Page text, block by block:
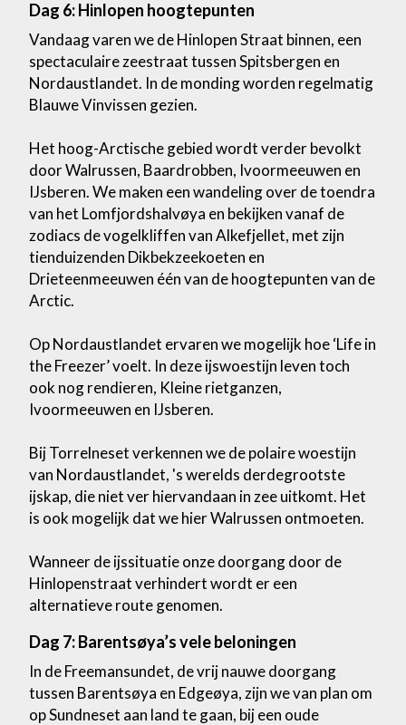
Dag 6: Hinlopen hoogtepunten
Vandaag varen we de Hinlopen Straat binnen, een
spectaculaire zeestraat tussen Spitsbergen en
Nordaustlandet. In de monding worden regelmatig
Blauwe Vinvissen gezien.
Het hoog-Arctische gebied wordt verder bevolkt
door Walrussen, Baardrobben, Ivoormeeuwen en
IJsberen. We maken een wandeling over de toendra
van het Lomfjordshalvøya en bekijken vanaf de
zodiacs de vogelkliffen van Alkefjellet, met zijn
tienduizenden Dikbekzeekoeten en
Drieteenmeeuwen één van de hoogtepunten van de
Arctic.
Op Nordaustlandet ervaren we mogelijk hoe ‘Life in
the Freezer’ voelt. In deze ijswoestijn leven toch
ook nog rendieren, Kleine rietganzen,
Ivoormeeuwen en IJsberen.
Bij Torrelneset verkennen we de polaire woestijn
van Nordaustlandet, 's werelds derdegrootste
ijskap, die niet ver hiervandaan in zee uitkomt. Het
is ook mogelijk dat we hier Walrussen ontmoeten.
Wanneer de ijssituatie onze doorgang door de
Hinlopenstraat verhindert wordt er een
alternatieve route genomen.
Dag 7: Barentsøya’s vele beloningen
In de Freemansundet, de vrij nauwe doorgang
tussen Barentsøya en Edgeøya, zijn we van plan om
op Sundneset aan land te gaan, bij een oude